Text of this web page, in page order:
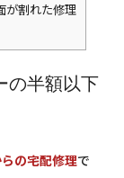
が割れた修理
の半額以下
の宅配修理で